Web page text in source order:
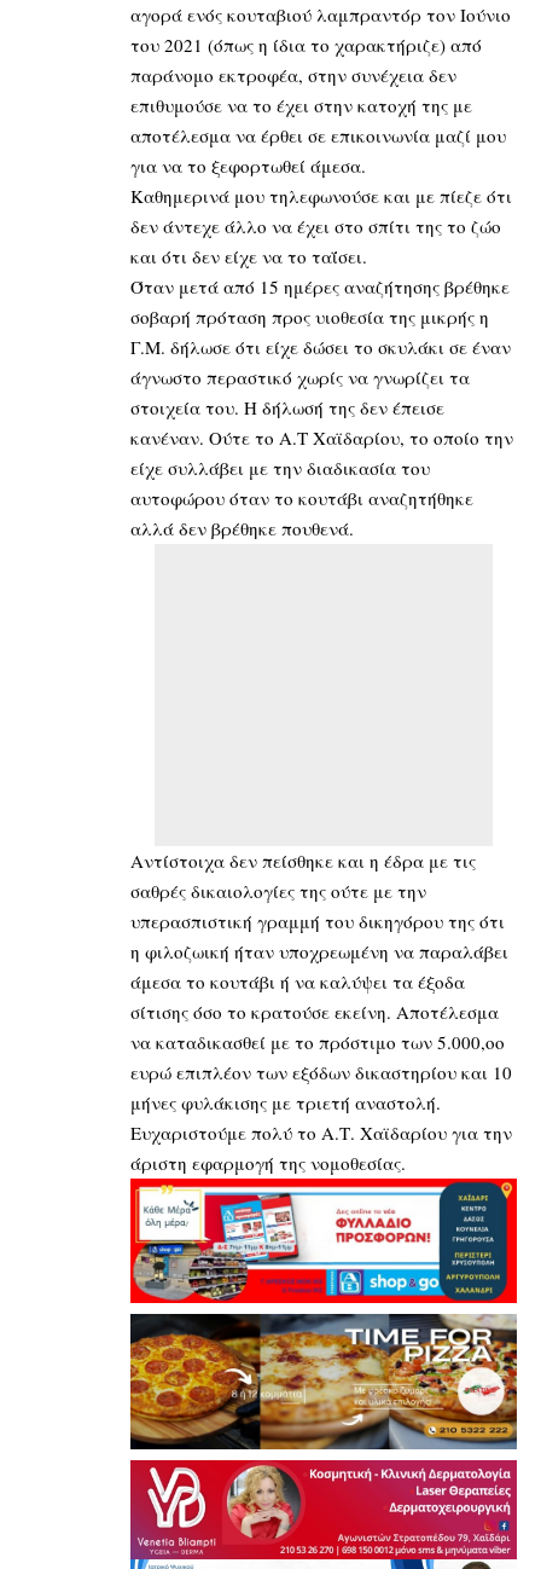
αγορά ενός κουταβιού λαμπραντόρ τον Ιούνιο
του 2021 (όπως η ίδια το χαρακτήριζε) από
παράνομο εκτροφέα, στην συνέχεια δεν
επιθυμούσε να το έχει στην κατοχή της με
αποτέλεσμα να έρθει σε επικοινωνία μαζί μου
για να το ξεφορτωθεί άμεσα.
Καθημερινά μου τηλεφωνούσε και με πίεζε ότι
δεν άντεχε άλλο να έχει στο σπίτι της το ζώο
και ότι δεν είχε να το ταΐσει.
Όταν μετά από 15 ημέρες αναζήτησης βρέθηκε
σοβαρή πρόταση προς υιοθεσία της μικρής η
Γ.Μ. δήλωσε ότι είχε δώσει το σκυλάκι σε έναν
άγνωστο περαστικό χωρίς να γνωρίζει τα
στοιχεία του. Η δήλωσή της δεν έπεισε
κανέναν. Ούτε το Α.Τ Χαϊδαρίου, το οποίο την
είχε συλλάβει με την διαδικασία του
αυτοφώρου όταν το κουτάβι αναζητήθηκε
αλλά δεν βρέθηκε πουθενά.
Αντίστοιχα δεν πείσθηκε και η έδρα με τις
σαθρές δικαιολογίες της ούτε με την
υπερασπιστική γραμμή του δικηγόρου της ότι
η φιλοζωική ήταν υποχρεωμένη να παραλάβει
άμεσα το κουτάβι ή να καλύψει τα έξοδα
σίτισης όσο το κρατούσε εκείνη. Αποτέλεσμα
να καταδικασθεί με το πρόστιμο των 5.000,οο
ευρώ επιπλέον των εξόδων δικαστηρίου και 10
μήνες φυλάκισης με τριετή αναστολή.
Ευχαριστούμε πολύ το Α.Τ. Χαϊδαρίου για την
άριστη εφαρμογή της νομοθεσίας.